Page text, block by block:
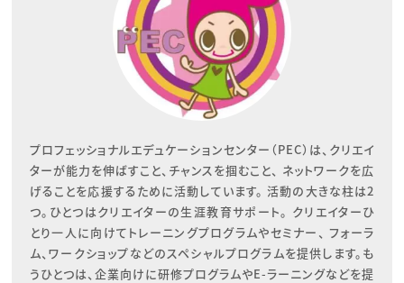
プロフェッショナルエデュケーションセンター（PEC）は、クリエイ
ターが能力を伸ばすこと、チャンスを掴むこと、 ネットワークを広
げることを応援するために活動しています。 活動の大きな柱は2
つ。ひとつはクリエイターの生涯教育サポート。 クリエイターひ
とり一人に向けてトレーニングプログラムやセミナー、 フォーラ
ム、ワークショップなどのスペシャルプログラムを提供します。も
うひとつは、企業向けに研修プログラムやE-ラーニングなどを提